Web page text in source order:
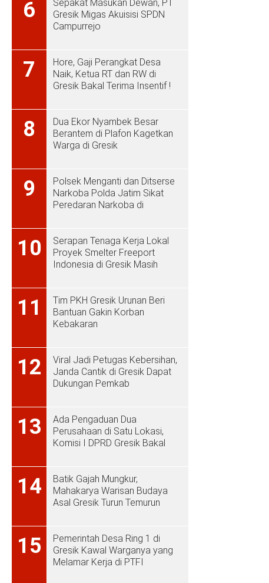
6
Sepakat Masukan Dewan, PT
Gresik Migas Akuisisi SPDN
Campurrejo
7
Hore, Gaji Perangkat Desa
Naik, Ketua RT dan RW di
Gresik Bakal Terima Insentif !
8
Dua Ekor Nyambek Besar
Berantem di Plafon Kagetkan
Warga di Gresik
9
Polsek Menganti dan Ditserse
Narkoba Polda Jatim Sikat
Peredaran Narkoba di
10
Serapan Tenaga Kerja Lokal
Proyek Smelter Freeport
Indonesia di Gresik Masih
11
Tim PKH Gresik Urunan Beri
Bantuan Gakin Korban
Kebakaran
12
Viral Jadi Petugas Kebersihan,
Janda Cantik di Gresik Dapat
Dukungan Pemkab
13
Ada Pengaduan Dua
Perusahaan di Satu Lokasi,
Komisi I DPRD Gresik Bakal
14
Batik Gajah Mungkur,
Mahakarya Warisan Budaya
Asal Gresik Turun Temurun
15
Pemerintah Desa Ring 1 di
Gresik Kawal Warganya yang
Melamar Kerja di PTFI